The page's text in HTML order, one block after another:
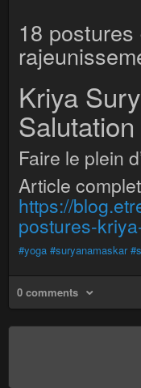
18
Kriya
Faire le plein
Article
https://
postures-
#yoga #suryanamaskar
0 comments